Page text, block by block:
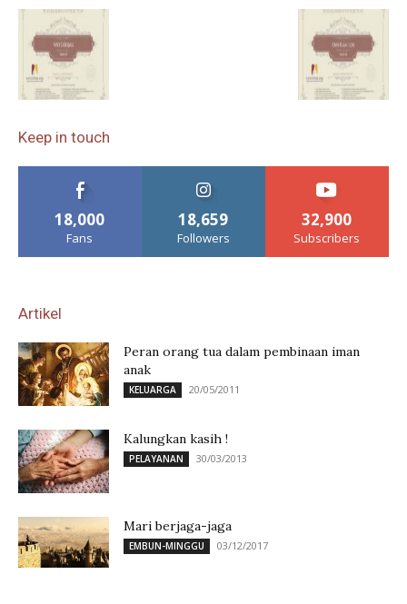
Keep in touch
18,000
Fans
18,659
Followers
32,900
Subscribers
Artikel
Peran orang tua dalam pembinaan iman
anak
KELUARGA 20/05/2011
Kalungkan kasih !
PELAYANAN 30/03/2013
Mari berjaga-jaga
EMBUN-MINGGU 03/12/2017